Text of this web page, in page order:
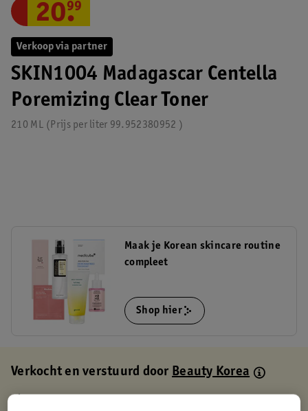
Verkoop via partner
SKIN1004 Madagascar Centella
Poremizing Clear Toner
210 ML 99.952380952
Prijs per liter
20.
99
Maak je Korean skincare routine
compleet
Shop hier
Verkocht en verstuurd doorBeauty Korea